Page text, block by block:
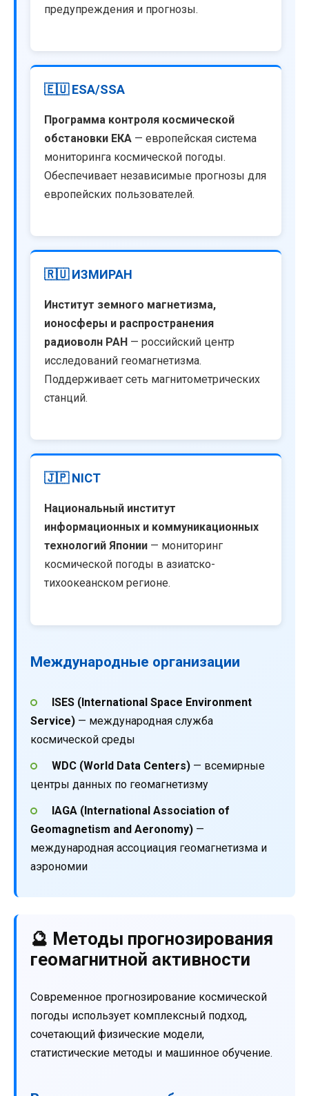
предупреждения и прогнозы.
🇪🇺 ESA/SSA
Программа контроля космической
обстановки ЕКА — европейская система
мониторинга космической погоды.
Обеспечивает независимые прогнозы для
европейских пользователей.
🇷🇺 ИЗМИРАН
Институт земного магнетизма,
ионосферы и распространения
радиоволн РАН — российский центр
исследований геомагнетизма.
Поддерживает сеть магнитометрических
станций.
🇯🇵 NICT
Национальный институт
информационных и коммуникационных
технологий Японии — мониторинг
космической погоды в азиатско-
тихоокеанском регионе.
Международные организации
ISES (International Space Environment
Service) — международная служба
космической среды
WDC (World Data Centers)— всемирные
центры данных по геомагнетизму
IAGA (International Association of
Geomagnetism and Aeronomy) —
международная ассоциация геомагнетизма и
аэрономии
🔮 Методы прогнозирования
геомагнитной активности
Современное прогнозирование космической
погоды использует комплексный подход,
сочетающий физические модели,
статистические методы и машинное обучение.